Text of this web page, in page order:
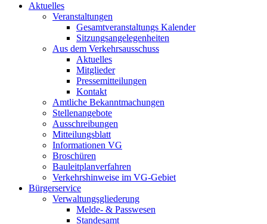
Aktuelles
Veranstaltungen
Gesamtveranstaltungs Kalender
Sitzungsangelegenheiten
Aus dem Verkehrsausschuss
Aktuelles
Mitglieder
Pressemitteilungen
Kontakt
Amtliche Bekanntmachungen
Stellenangebote
Ausschreibungen
Mitteilungsblatt
Informationen VG
Broschüren
Bauleitplanverfahren
Verkehrshinweise im VG-Gebiet
Bürgerservice
Verwaltungsgliederung
Melde- & Passwesen
Standesamt